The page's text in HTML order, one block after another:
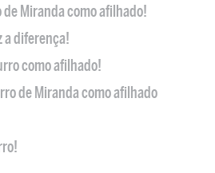
Miranda como afilhado!
a diferença!
como afilhado!
de Miranda como afilhado